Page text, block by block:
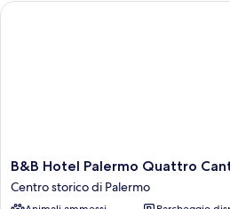
B&B
Hotel
Palermo
B&B Hotel Palermo Quattro
Centro storico di Palermo
B&B Hotel Palermo Quattro Canti